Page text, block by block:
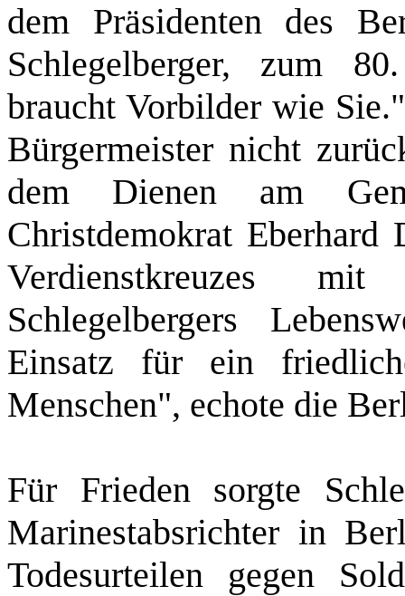
dem Präsidenten des
Schlegelberger, zum
braucht Vorbilder wie
Bürgermeister nicht
dem Dienen am
Christdemokrat Eberhard
Verdienstkreuzes
Schlegelbergers
Einsatz für ein
Menschen", echote die
Für Frieden sorgte
Marinestabsrichter in
Todesurteilen gegen